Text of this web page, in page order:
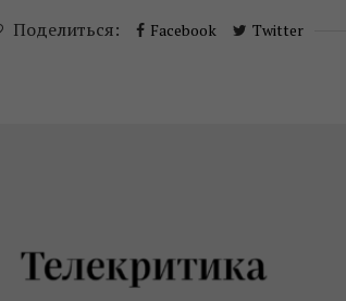
Поделиться: Facebook Twitter